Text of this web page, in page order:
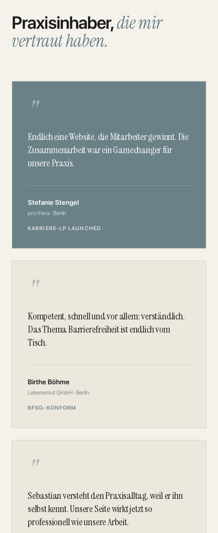
Praxisinhaber,die mir
vertraut haben.
"
Endlich eine Website, die Mitarbeiter gewinnt. Die
Zusammenarbeit war ein Gamechanger für
unsere Praxis.
Stefanie Stengel
pro thera · Berlin
KARRIERE-LP LAUNCHED
"
Kompetent, schnell und vor allem: verständlich.
Das Thema Barrierefreiheit ist endlich vom
Tisch.
Birthe Böhme
Lebensmut GmbH · Berlin
BFSG-KONFORM
"
Sebastian versteht den Praxisalltag, weil er ihn
selbst kennt. Unsere Seite wirkt jetzt so
professionell wie unsere Arbeit.